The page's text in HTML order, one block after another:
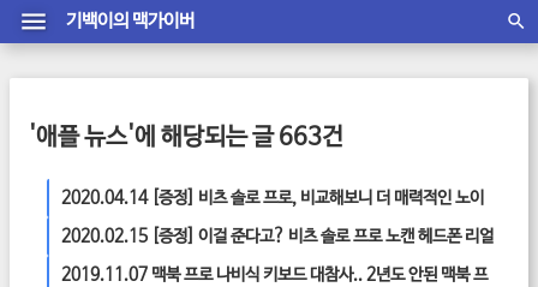
기백이의 맥가이버
'애플 뉴스'에 해당되는 글 663건
2020.04.14[증정] 비츠 솔로 프로, 비교해보니 더 매력적인 노이
즈캔슬링 헤드폰
2020.02.15 [증정] 이걸 준다고? 비츠 솔로 프로 노캔 헤드폰 리얼
후기! ‘예쁜데 착하기까지’1
2019.11.07 맥북 프로 나비식 키보드 대참사.. 2년도 안된 맥북 프